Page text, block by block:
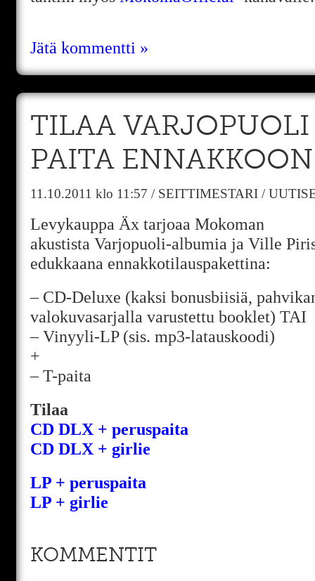
Jätä kommentti »
TILAA
PAITA ENNAKKOON
11.10.2011 klo 11:57 / SEITTIMESTARI /
Levykauppa Äx tarjoaa Mokoman
akustista Varjopuoli-albumia ja Ville
edukkaana ennakkotilauspakettina:
– CD-Deluxe (kaksi bonusbiisiä,
valokuvasarjalla varustettu booklet) TAI
– Vinyyli-LP (sis. mp3-latauskoodi)
+
– T-paita
Tilaa
CD DLX + peruspaita
CD DLX + girlie
LP + peruspaita
LP + girlie
KOMMENTIT